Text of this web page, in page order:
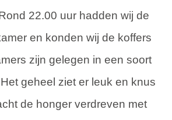
22.00 uur hadden wij de
en konden wij de koffers
zijn gelegen in een soort
geheel ziet er leuk en knus
de honger verdreven met